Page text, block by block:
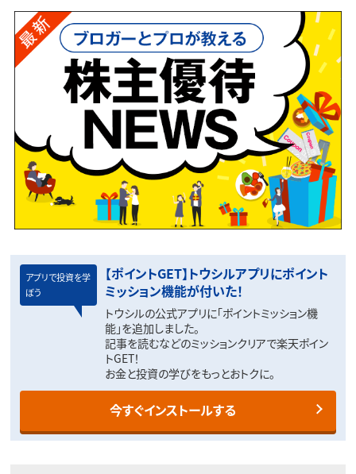
アプリで投資を学
ぼう
【ポイントGET】トウシルアプリにポイント
ミッション機能が付いた！
トウシルの公式アプリに「ポイントミッション機
能」を追加しました。
記事を読むなどのミッションクリアで楽天ポイン
トGET！
お金と投資の学びをもっとおトクに。
今すぐインストールする